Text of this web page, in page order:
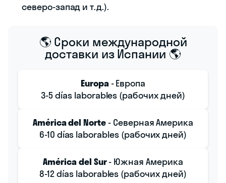
северо-запад и т.д.).
🌎 Сроки международной
доставки из Испании 🌎
Europa- Европа
3-5 días laborables (рабочих дней)
América del Norte - Северная Америка
6-10 días laborables (рабочих дней)
América del Sur- Южная Америка
8-12 días laborables (рабочих дней)